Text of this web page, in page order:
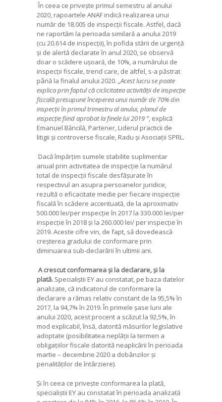
În ceea ce privește primul semestru al anului
2020, rapoartele ANAF indică realizarea unui
număr de 18.005 de inspecții fiscale. Astfel, dacă
ne raportăm la perioada similară a anului 2019
(cu 20.614 de inspecții), în pofida stării de urgență
și de alertă declarate în anul 2020, se observă
doar o scădere ușoară, de 10%, a numărului de
inspecții fiscale, trend care, de altfel, s-a păstrat
până la finalul anului 2020. „Acest lucru se poate
explica prin faptul că ciclicitatea activității de inspecție
fiscală presupune începerea unui număr de 70% din
inspecții în primul trimestru al anului, planul de
inspecție fiind aprobat la finele lui 2019 ”, explică
Emanuel Băncilă, Partener, Liderul practicii de
litigii și controverse fiscale, Radu și Asociații SPRL.
Dacă împărțim sumele stabilite suplimentar
anual prin activitatea de inspecție la numărul
total de inspecții fiscale desfășurate în
respectivul an asupra persoanelor juridice,
rezultă o eficacitate medie per fiecare inspecție
fiscală în scădere accentuată, de la aproximativ
500.000 lei/per inspecție în 2017 la 330.000 lei/per
inspecție în 2018 și la 260.000 lei/ per inspecție în
2019. Aceste cifre vin, de fapt, să dovedească
creșterea gradului de conformare prin
diminuarea sub-declarării în ultimii ani.
A crescut conformarea și la declarare, și la
plată. Specialiștii EY au constatat, pe baza datelor
analizate, că indicatorul de conformare la
declarare a rămas relativ constant de la 95,5% în
2017, la 94,7% în 2019. În primele șase luni ale
anului 2020, acest procent a scăzut la 92,5%, în
mod explicabil, însă, datorită măsurilor legislative
adoptate (posibilitatea neplății la termen a
obligațiilor fiscale datorită neaplicării în perioada
martie – decembrie 2020 a dobânzilor și
penalităților de întârziere).
Și în ceea ce privește conformarea la plată,
specialiștii EY au constatat în perioada analizată